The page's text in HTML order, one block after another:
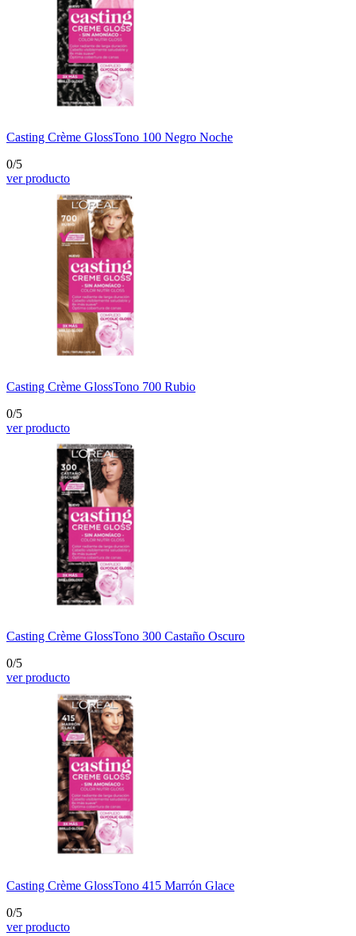
Casting Crème GlossTono 100 Negro Noche
0/5
ver producto
Casting Crème GlossTono 700 Rubio
0/5
ver producto
Casting Crème GlossTono 300 Castaño Oscuro
0/5
ver producto
Casting Crème GlossTono 415 Marrón Glace
0/5
ver producto